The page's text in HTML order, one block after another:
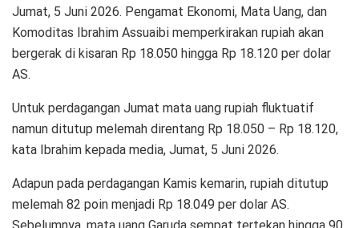
Jumat, 5 Juni 2026. Pengamat Ekonomi, Mata Uang, dan
Komoditas Ibrahim Assuaibi memperkirakan rupiah akan
bergerak di kisaran Rp 18.050 hingga Rp 18.120 per dolar
AS.
Untuk perdagangan Jumat mata uang rupiah fluktuatif
namun ditutup melemah direntang Rp 18.050 – Rp 18.120,
kata Ibrahim kepada media, Jumat, 5 Juni 2026.
Adapun pada perdagangan Kamis kemarin, rupiah ditutup
melemah 82 poin menjadi Rp 18.049 per dolar AS.